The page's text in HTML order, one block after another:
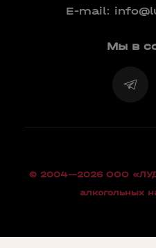
E-mail:
Мы в
© 2004—2026 OOO
алкогольных